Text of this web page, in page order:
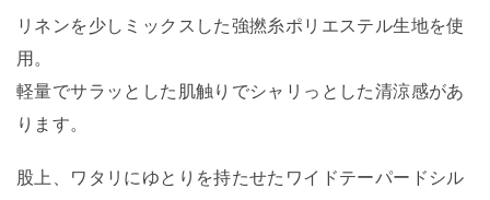
リネンを少しミックスした強撚糸ポリエステル生地を使
用。
軽量でサラッとした肌触りでシャリっとした清涼感があ
ります。
股上、ワタリにゆとりを持たせたワイドテーパードシル